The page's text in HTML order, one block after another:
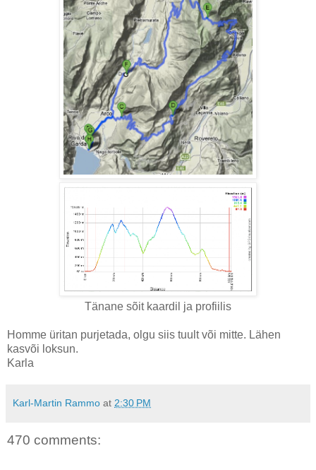
Tänane sõit kaardil ja profiilis
Homme üritan purjetada, olgu siis tuult või mitte. Lähen
kasvõi loksun.
Karla
Karl-Martin Rammo at 2:30 PM
470 comments: